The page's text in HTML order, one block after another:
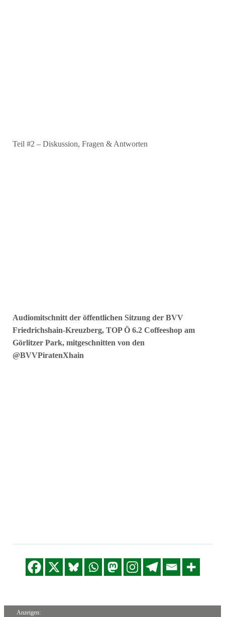
Teil #2 – Diskussion, Fragen & Antworten
Audiomitschnitt der öffentlichen Sitzung der BVV
Friedrichshain-Kreuzberg, TOP Ö 6.2 Coffeeshop am
Görlitzer Park, mitgeschnitten von den
@BVVPiratenXhain
Anzeigen: